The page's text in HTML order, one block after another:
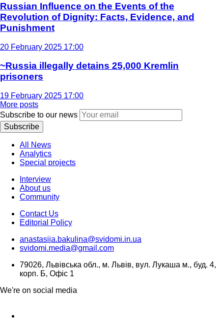
Russian Influence on the Events of the
Revolution of Dignity: Facts, Evidence, and
Punishment
20 February 2025 17:00
~Russia illegally detains 25,000 Kremlin
prisoners
19 February 2025 17:00
More posts
Subscribe to our news
Subscribe
All News
Analytics
Special projects
Interview
About us
Community
Contact Us
Editorial Policy
anastasiia.bakulina@svidomi.in.ua
svidomi.media@gmail.com
79026, Львівська обл., м. Львів, вул. Лукаша м., буд. 4,
корп. Б, Офіс 1
We're on social media